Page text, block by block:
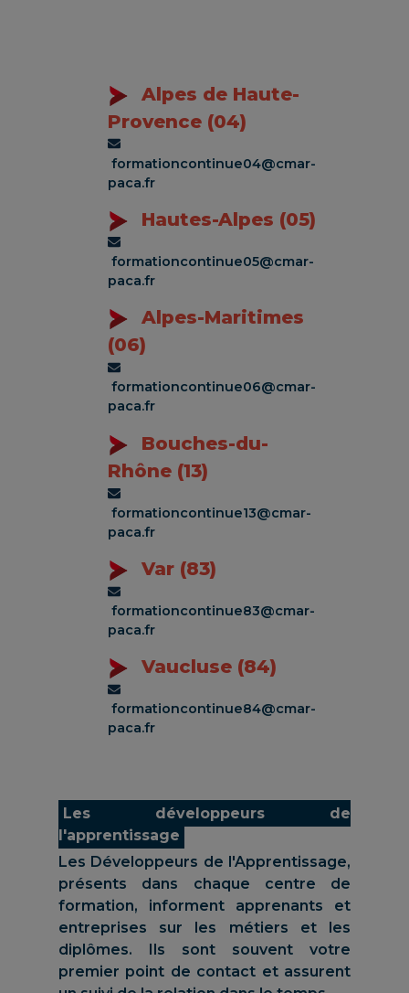
Alpes de Haute-
Provence (04)
formationcontinue04@cmar-
paca.fr
Hautes-Alpes (05)
formationcontinue05@cmar-
paca.fr
Alpes-Maritimes
(06)
formationcontinue06@cmar-
paca.fr
Bouches-du-
Rhône (13)
formationcontinue13@cmar-
paca.fr
Var (83)
formationcontinue83@cmar-
paca.fr
Vaucluse (84)
formationcontinue84@cmar-
paca.fr
Les développeurs de
l'apprentissage
Les Développeurs de l'Apprentissage,
présents dans chaque centre de
formation, informent apprenants et
entreprises sur les métiers et les
diplômes. Ils sont souvent votre
premier point de contact et assurent